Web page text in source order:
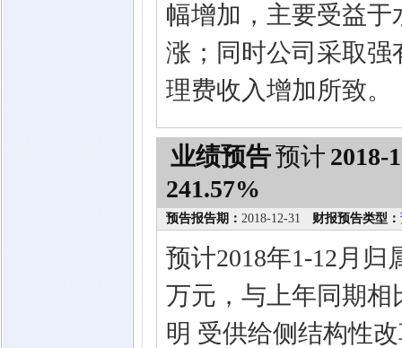
幅增加，主要受益
涨；同时公司采取
理费收入增加所致。
业绩预告预计 2018-
241.57%
预告报告期： 2018-12-31 财报预告类型：
预计2018年1-12月归
万元，与上年同期相
明 受供给侧结构性